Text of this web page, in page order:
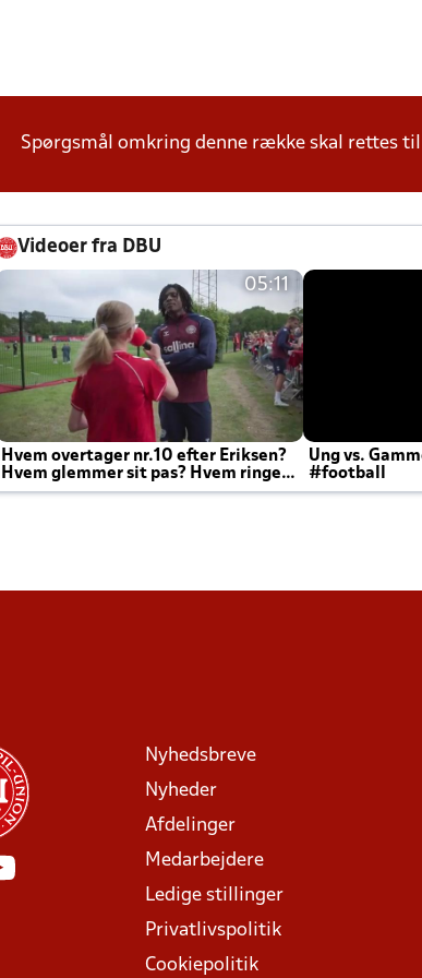
Spørgsmål omkring denne række skal rettes til
Videoer fra DBU
05:11
Hvem overtager nr.10 efter Eriksen?
Hvem glemmer sit pas? Hvem ringer
Joachim altid til efter kampe?
Ung vs.
#football
Nyhedsbreve
Nyheder
Afdelinger
Medarbejdere
Ledige stillinger
Privatlivspolitik
Cookiepolitik